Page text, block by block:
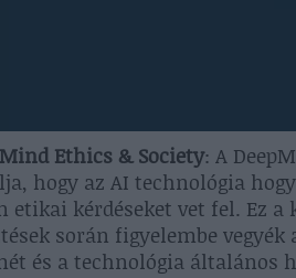
Ethics & Society: A
hogy az AI technológia
etikai kérdéseket vet fel. Ez a
során figyelembe
és a technológia általános